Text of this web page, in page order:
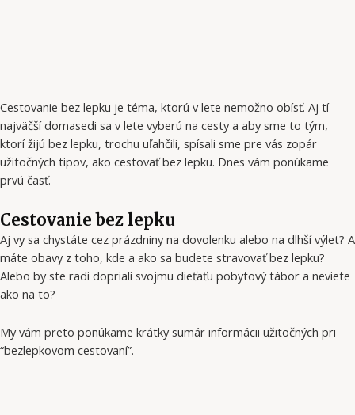
Cestovanie bez lepku je téma, ktorú v lete nemožno obísť. Aj tí
najväčší domasedi sa v lete vyberú na cesty a aby sme to tým,
ktorí žijú bez lepku, trochu uľahčili, spísali sme pre vás zopár
užitočných tipov, ako cestovať bez lepku. Dnes vám ponúkame
prvú časť.
Cestovanie bez lepku
Aj vy sa chystáte cez prázdniny na dovolenku alebo na dlhší výlet? A
máte obavy z toho, kde a ako sa budete stravovať bez lepku?
Alebo by ste radi dopriali svojmu dieťaťu pobytový tábor a neviete
ako na to?
My vám preto ponúkame krátky sumár informácii užitočných pri
“bezlepkovom cestovaní”.